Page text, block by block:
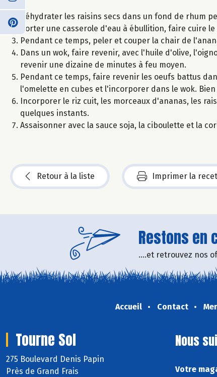
Réhydrater les raisins secs dans un fond de rhum
Porter une casserole d'eau à ébullition, faire cuire
Pendant ce temps, peler et couper la chair de
Dans un wok, faire revenir, avec l'huile d'olive,
revenir une dizaine de minutes à feu moyen.
Pendant ce temps, faire revenir les oeufs battus
l'omelette en cubes et l'incorporer dans le wok. Bien
Incorporer le riz cuit, les morceaux d'ananas, les
quelques instants.
Assaisonner avec la sauce soja, la ciboulette et la
Retour à la liste Imprimer la
Restons en
....et retrouvez nos
Accueil Contact
Tourne Sol
275 Boulevard Denis Papin
Près de Grand Frais
Nous
Votre